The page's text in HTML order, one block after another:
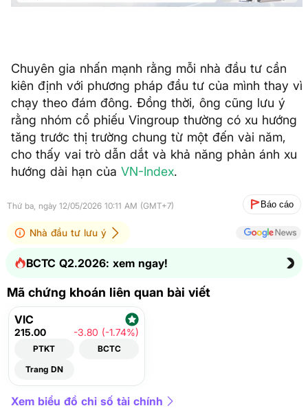
Chuyên gia nhấn mạnh rằng mỗi nhà đầu tư cần
kiên định với phương pháp đầu tư của mình thay vì
chạy theo đám đông. Đồng thời, ông cũng lưu ý
rằng nhóm cổ phiếu Vingroup thường có xu hướng
tăng trước thị trường chung từ một đến vài năm,
cho thấy vai trò dẫn dắt và khả năng phản ánh xu
hướng dài hạn của VN-Index.
Thứ ba, ngày 12/05/2026 10:11 AM (GMT+7) Báo cáo
Nhà đầu tư lưu ý
BCTC Q2.2026: xem ngay!
Mã chứng khoán liên quan bài viết
VIC
215.00 -3.80 (-1.74%)
PTKT
BCTC
Trang DN
Xem biểu đồ chỉ số tài chính